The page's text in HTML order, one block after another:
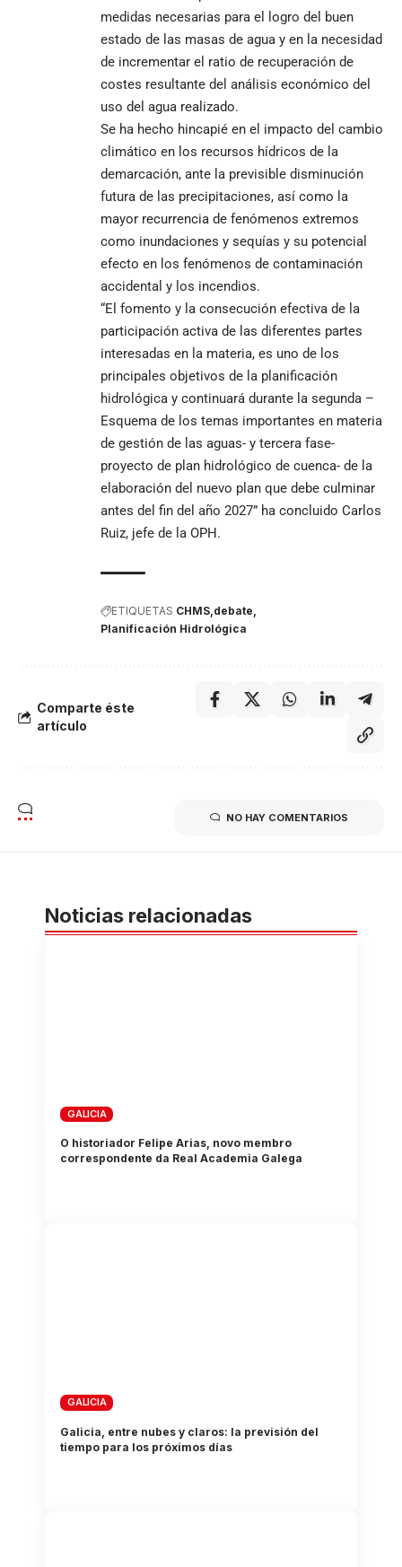
medidas necesarias para el logro del buen
estado de las masas de agua y en la necesidad
de incrementar el ratio de recuperación de
costes resultante del análisis económico del
uso del agua realizado.
Se ha hecho hincapié en el impacto del cambio
climático en los recursos hídricos de la
demarcación, ante la previsible disminución
futura de las precipitaciones, así como la
mayor recurrencia de fenómenos extremos
como inundaciones y sequías y su potencial
efecto en los fenómenos de contaminación
accidental y los incendios.
“El fomento y la consecución efectiva de la
participación activa de las diferentes partes
interesadas en la materia, es uno de los
principales objetivos de la planificación
hidrológica y continuará durante la segunda –
Esquema de los temas importantes en materia
de gestión de las aguas- y tercera fase-
proyecto de plan hidrológico de cuenca- de la
elaboración del nuevo plan que debe culminar
antes del fin del año 2027” ha concluido Carlos
Ruiz, jefe de la OPH.
ETIQUETAS CHMS debate
Planificación Hidrológica
Comparte éste
artículo
NO HAY COMENTARIOS
Noticias relacionadas
GALICIA
O historiador Felipe Arias, novo membro
correspondente da Real Academia Galega
GALICIA
Galicia, entre nubes y claros: la previsión del
tiempo para los próximos días